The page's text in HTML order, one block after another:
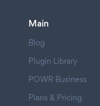
Main
Blog
Plugin Library
POWR Business
Plans & Pricing